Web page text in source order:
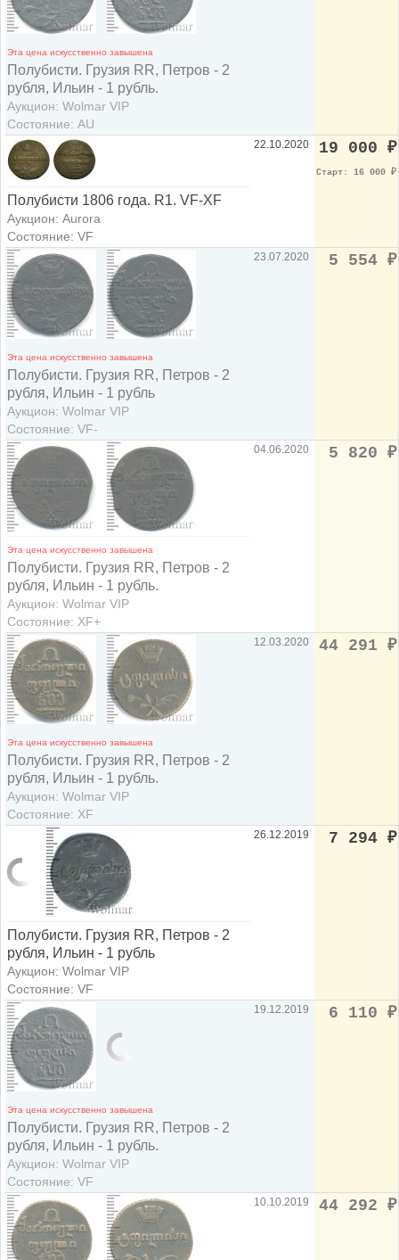
Эта цена искусственно завышена
Полубисти. Грузия RR, Петров - 2
рубля, Ильин - 1 рубль.
Аукцион: Wolmar VIP
Состояние: AU
Полубисти 1806 года. R1. VF-XF
Аукцион: Aurora
Состояние: VF
22.10.2020 19 000 ₽
Старт: 16 000 ₽
Эта цена искусственно завышена
Полубисти. Грузия RR, Петров - 2
рубля, Ильин - 1 рубль
Аукцион: Wolmar VIP
Состояние: VF-
23.07.2020 5 554 ₽
Эта цена искусственно завышена
Полубисти. Грузия RR, Петров - 2
рубля, Ильин - 1 рубль.
Аукцион: Wolmar VIP
Состояние: XF+
04.06.2020 5 820 ₽
Эта цена искусственно завышена
Полубисти. Грузия RR, Петров - 2
рубля, Ильин - 1 рубль.
Аукцион: Wolmar VIP
Состояние: XF
12.03.2020 44 291 ₽
Полубисти. Грузия RR, Петров - 2
рубля, Ильин - 1 рубль
Аукцион: Wolmar VIP
Состояние: VF
26.12.2019 7 294 ₽
Эта цена искусственно завышена
Полубисти. Грузия RR, Петров - 2
рубля, Ильин - 1 рубль.
Аукцион: Wolmar VIP
Состояние: VF
19.12.2019 6 110 ₽
10.10.2019 44 292 ₽